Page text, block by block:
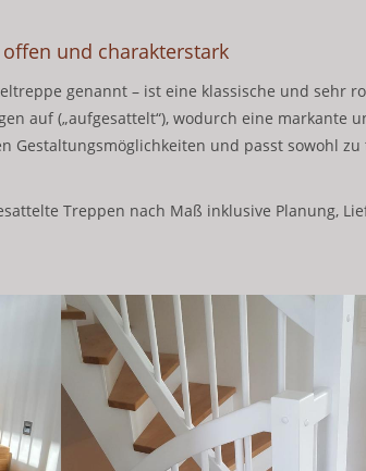
und charakterstark
genannt – ist eine klassische und sehr
auf („aufgesattelt“), wodurch eine markante
Gestaltungsmöglichkeiten und passt sowohl
Treppen nach Maß inklusive Planung,